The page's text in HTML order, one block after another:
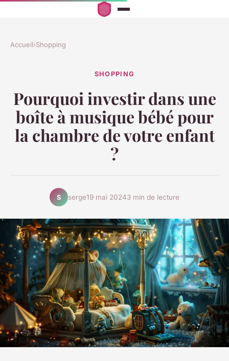
Accueil›Shopping
SHOPPING
Pourquoi investir dans une
boîte à musique bébé pour
la chambre de votre enfant
?
S serge19 mai 20243 min de lecture